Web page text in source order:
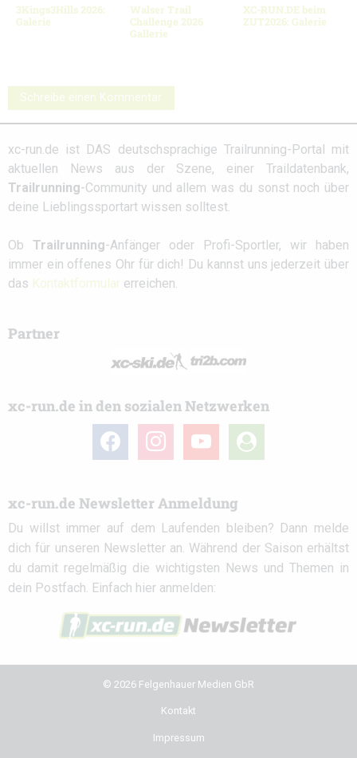
3Kings3Hills 2026:
Galerie
Walser Trail
Challenge 2026
Gallerie
XC-RUN.DE beim
ZUT2026: Galerie
Schreibe einen Kommentar
xc-run.de ist DAS deutschsprachige Trailrunning-Portal mit
aktuellen News aus der Szene, einer Traildatenbank,
Trailrunning-Community und allem was du sonst noch über
deine Lieblingssportart wissen solltest.
Ob Trailrunning-Anfänger oder Profi-Sportler, wir haben
immer ein offenes Ohr für dich! Du kannst uns jederzeit über
das Kontaktformular erreichen.
Partner
xc-run.de in den sozialen Netzwerken
facebook instagramyoutube
user-
circle
xc-run.de Newsletter Anmeldung
Du willst immer auf dem Laufenden bleiben? Dann melde
dich für unseren Newsletter an. Während der Saison erhältst
du damit regelmäßig die wichtigsten News und Themen in
dein Postfach. Einfach hier anmelden:
© 2026 Felgenhauer Medien GbR
Kontakt
Impressum